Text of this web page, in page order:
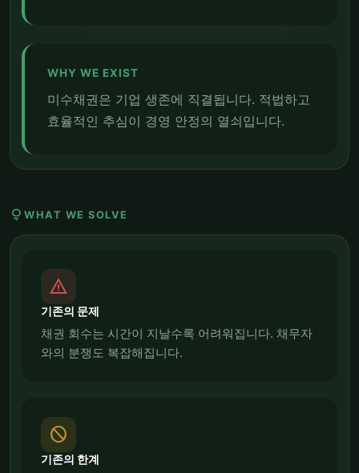
WHY WE EXIST
미수채권은 기업 생존에 직결됩니다. 적법하고
효율적인 추심이 경영 안정의 열쇠입니다.
lightbulb WHAT WE SOLVE
report_problem
기존의 문제
채권 회수는 시간이 지날수록 어려워집니다. 채무자
와의 분쟁도 복잡해집니다.
block
기존의 한계